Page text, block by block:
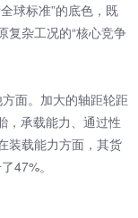
球标准”的底色，既
复杂工况的“核心竞争
面。加大的轴距轮距
，承载能力、通过性
装载能力方面，其货
47%。